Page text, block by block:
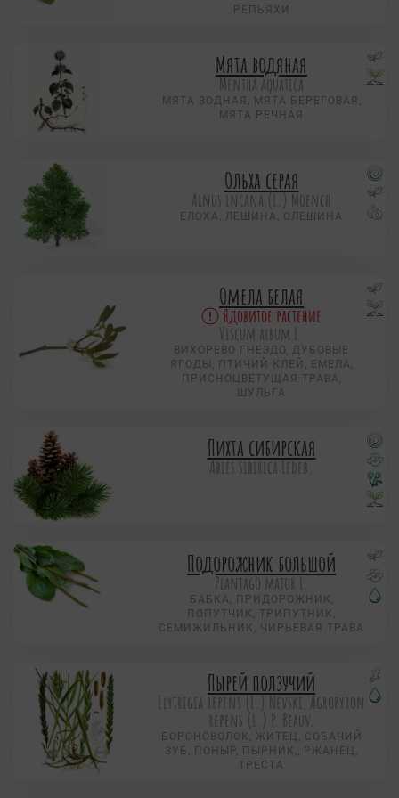
РЕПЬЯХИ
Мята водяная
Mentha aquatica
МЯТА ВОДНАЯ, МЯТА БЕРЕГОВАЯ,
МЯТА РЕЧНАЯ
Ольха серая
Alnus incana (L.) Moench
ЕЛОХА, ЛЕШИНА, ОЛЕШИНА
Омела белая
Ядовитое растение
Viscum album L.
ВИХОРЕВО ГНЕЗДО, ДУБОВЫЕ
ЯГОДЫ, ПТИЧИЙ КЛЕЙ, ЕМЕЛА,
ПРИСНОЦВЕТУЩАЯ ТРАВА,
ШУЛЬГА
Пихта сибирская
Abies sibirica Ledeb.
Подорожник большой
Plantago major L.
БАБКА, ПРИДОРОЖНИК,
ПОПУТЧИК, ТРИПУТНИК,
СЕМИЖИЛЬНИК, ЧИРЬЕВАЯ ТРАВА
Пырей ползучий
Elytrigia repens (L.) Nevski, Agropyron
repens (L.) P. Beauv.
БОРОНОВОЛОК, ЖИТЕЦ, СОБАЧИЙ
ЗУБ, ПОНЫР, ПЫРНИК,, РЖАНЕЦ,
ТРЕСТА